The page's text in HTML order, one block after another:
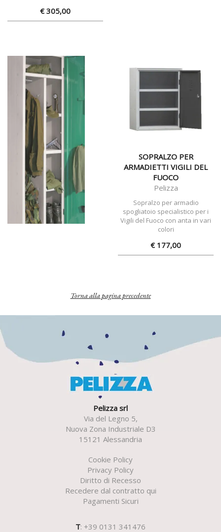
€ 305,00
SOPRALZO PER
ARMADIETTI VIGILI DEL
FUOCO
Pelizza
Sopralzo per armadio
spogliatoio specialistico per i
Vigili del Fuoco con anta in vari
colori
€ 177,00
Torna alla pagina precedente
Pelizza srl
Via del Legno 5,
Nuova Zona Industriale D3
15121 Alessandria
Cookie Policy
Privacy Policy
Diritto di Recesso
Recedere dal contratto qui
Pagamenti Sicuri
T: +39 0131 341476